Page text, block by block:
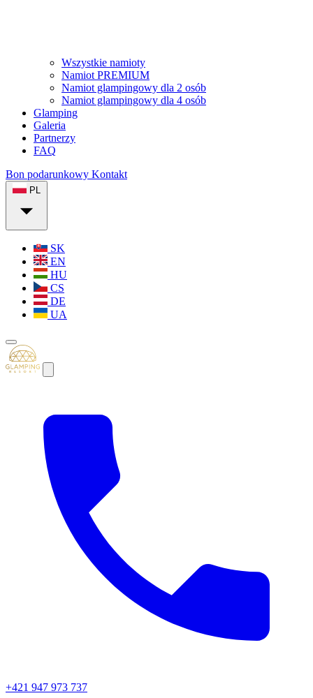
Wszystkie namioty
Namiot PREMIUM
Namiot glampingowy dla 2 osób
Namiot glampingowy dla 4 osób
Glamping
Galeria
Partnerzy
FAQ
Bon podarunkowy Kontakt
SK
EN
HU
CS
DE
UA
+421 947 973 737